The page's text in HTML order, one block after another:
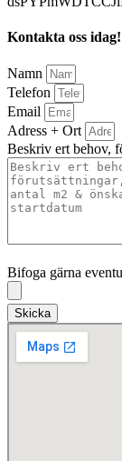
Kontakta oss idag!
Namn
Telefon
Email
Adress + Ort
Beskriv ert behov,
Bifoga gärna
Skicka